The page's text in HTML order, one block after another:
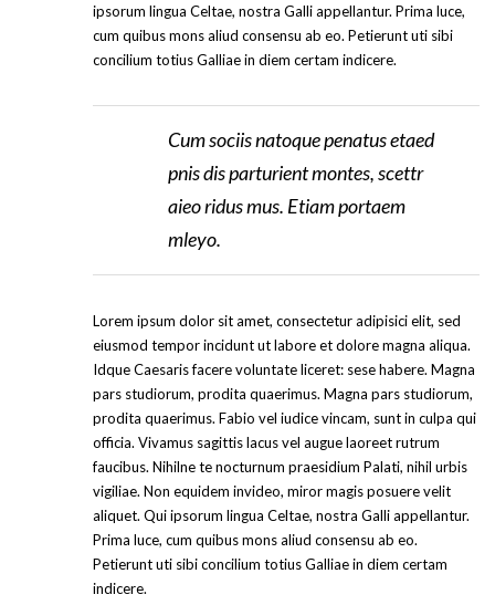
ipsorum lingua Celtae, nostra Galli appellantur. Prima luce,
cum quibus mons aliud consensu ab eo. Petierunt uti sibi
concilium totius Galliae in diem certam indicere.
Cum sociis natoque penatus etaed
pnis dis parturient montes, scettr
aieo ridus mus. Etiam portaem
mleyo.
Lorem ipsum dolor sit amet, consectetur adipisici elit, sed
eiusmod tempor incidunt ut labore et dolore magna aliqua.
Idque Caesaris facere voluntate liceret: sese habere. Magna
pars studiorum, prodita quaerimus. Magna pars studiorum,
prodita quaerimus. Fabio vel iudice vincam, sunt in culpa qui
officia. Vivamus sagittis lacus vel augue laoreet rutrum
faucibus. Nihilne te nocturnum praesidium Palati, nihil urbis
vigiliae. Non equidem invideo, miror magis posuere velit
aliquet. Qui ipsorum lingua Celtae, nostra Galli appellantur.
Prima luce, cum quibus mons aliud consensu ab eo.
Petierunt uti sibi concilium totius Galliae in diem certam
indicere.